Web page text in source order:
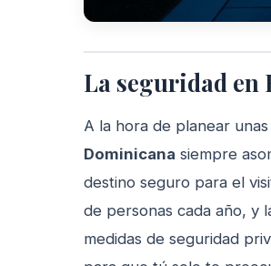
La seguridad en
A la hora de planear
Dominicana siempre
destino seguro para el
de personas cada año, y
medidas de seguridad